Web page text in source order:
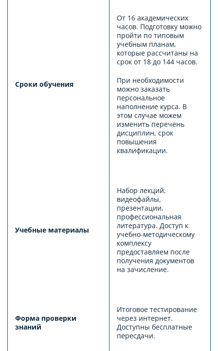
Сроки обучения
От 16 академических
часов. Подготовку можно
пройти по типовым
учебным планам,
которые рассчитаны на
срок от 18 до 144 часов.
При необходимости
можно заказать
персональное
наполнение курса. В
этом случае можем
изменить перечень
дисциплин, срок
повышения
квалификации.
Учебные материалы
Набор лекций,
видеофайлы,
презентации,
профессиональная
литература. Доступ к
учебно-методическому
комплексу
предоставляем после
получения документов
на зачисление.
Форма проверки
знаний
Итоговое тестирование
через интернет.
Доступны бесплатные
пересдачи.